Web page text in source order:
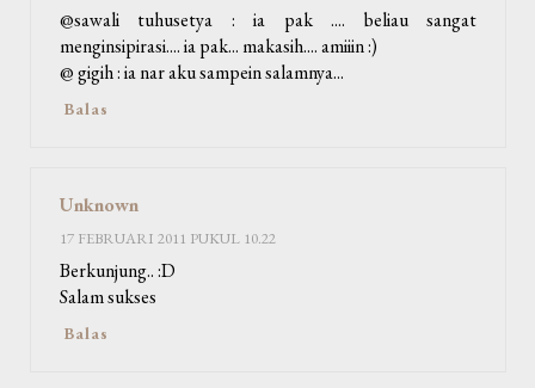
@sawali tuhusetya : ia pak .... beliau sangat
menginsipirasi.... ia pak... makasih.... amiiin :)
@ gigih : ia nar aku sampein salamnya...
Balas
Unknown
17 FEBRUARI 2011 PUKUL 10.22
Berkunjung.. :D
Salam sukses
Balas